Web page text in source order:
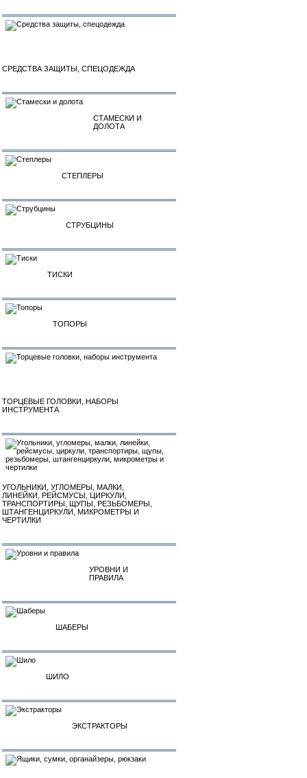
СРЕДСТВА ЗАЩИТЫ, СПЕЦОДЕЖДА
СТАМЕСКИ И
ДОЛОТА
СТЕПЛЕРЫ
СТРУБЦИНЫ
ТИСКИ
ТОПОРЫ
ТОРЦЕВЫЕ ГОЛОВКИ, НАБОРЫ
ИНСТРУМЕНТА
УГОЛЬНИКИ, УГЛОМЕРЫ, МАЛКИ,
ЛИНЕЙКИ, РЕЙСМУСЫ, ЦИРКУЛИ,
ТРАНСПОРТИРЫ, ЩУПЫ, РЕЗЬБОМЕРЫ,
ШТАНГЕНЦИРКУЛИ, МИКРОМЕТРЫ И
ЧЕРТИЛКИ
УРОВНИ И
ПРАВИЛА
ШАБЕРЫ
ШИЛО
ЭКСТРАКТОРЫ